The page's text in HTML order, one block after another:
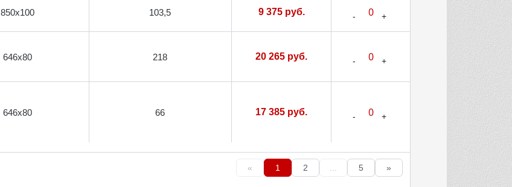
850х100 103,5 9 375 руб.
646х80 218 20 265 руб.
646х80 66 17 385 руб.
« 1 2 ... 5 »